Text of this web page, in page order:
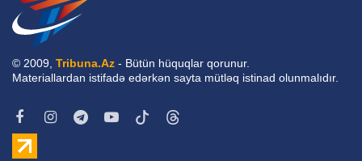
© 2009, Tribuna.Az - Bütün hüquqlar qorunur.
Materiallardan istifadə edərkən sayta mütləq istinad olunmalıdır.